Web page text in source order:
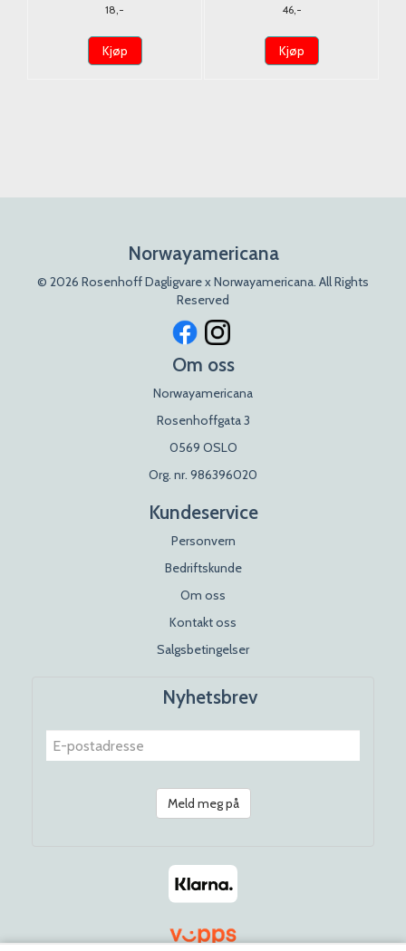
330ml. EU
18,-
Kjøp
u/Tilsatt Sukker 275g.
46,-
Kjøp
Norwayamericana
© 2026 Rosenhoff Dagligvare x Norwayamericana. All Rights
Reserved
Om oss
Norwayamericana
Rosenhoffgata 3
0569 OSLO
Org. nr. 986396020
Kundeservice
Personvern
Bedriftskunde
Om oss
Kontakt oss
Salgsbetingelser
Nyhetsbrev
Meld meg på